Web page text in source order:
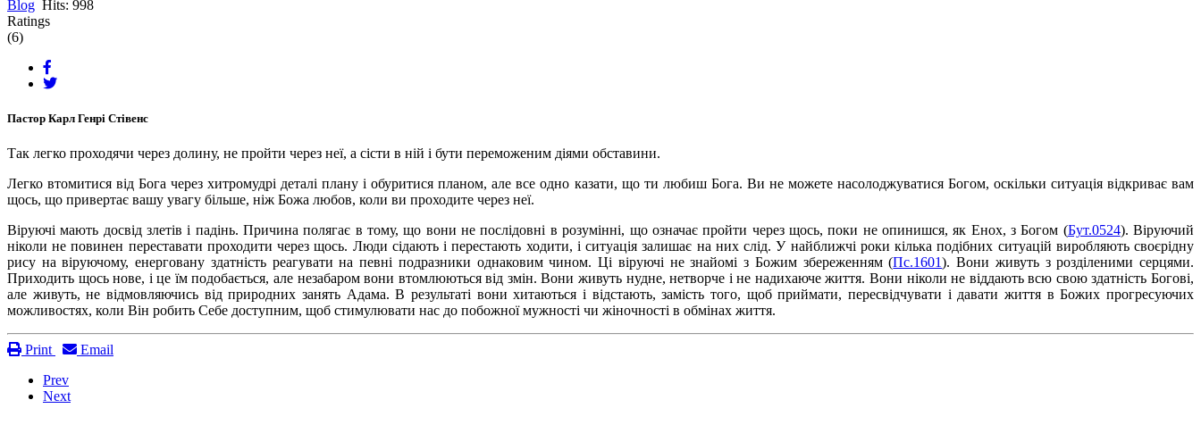
Blog Hits: 998
Ratings
(6)
Пастор Карл Генрі Стівенс
Так легко проходячи через долину, не пройти через неї, а сісти в ній і бути переможеним діями обставини.
Легко втомитися від Бога через хитромудрі деталі плану і обуритися планом, але все одно казати, що ти любиш Бога. Ви не можете насолоджуватися Богом, оскільки ситуація відкриває вам
щось, що привертає вашу увагу більше, ніж Божа любов, коли ви проходите через неї.
Віруючі мають досвід злетів і падінь. Причина полягає в тому, що вони не послідовні в розумінні, що означає пройти через щось, поки не опинишся, як Енох, з Богом (Бут.0524). Віруючий
ніколи не повинен переставати проходити через щось. Люди сідають і перестають ходити, і ситуація залишає на них слід. У найближчі роки кілька подібних ситуацій виробляють своєрідну
рису на віруючому, енерговану здатність реагувати на певні подразники однаковим чином. Ці віруючі не знайомі з Божим збереженням (Пс.1601). Вони живуть з розділеними серцями.
Приходить щось нове, і це їм подобається, але незабаром вони втомлюються від змін. Вони живуть нудне, нетворче і не надихаюче життя. Вони ніколи не віддають всю свою здатність Богові,
але живуть, не відмовляючись від природних занять Адама. В результаті вони хитаються і відстають, замість того, щоб приймати, пересвідчувати і давати життя в Божих прогресуючих
можливостях, коли Він робить Себе доступним, щоб стимулювати нас до побожної мужності чи жіночності в обмінах життя.
Print
Email
Prev
Next